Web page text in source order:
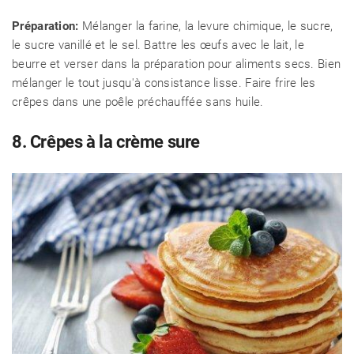
Préparation: Mélanger la farine, la levure chimique, le sucre,
le sucre vanillé et le sel. Battre les œufs avec le lait, le
beurre et verser dans la préparation pour aliments secs. Bien
mélanger le tout jusqu'à consistance lisse. Faire frire les
crêpes dans une poêle préchauffée sans huile.
8. Crêpes à la crème sure